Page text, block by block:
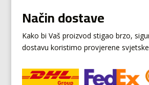
Način dostave
Kako bi Vaš proizvod stigao brzo,
dostavu koristimo provjerene